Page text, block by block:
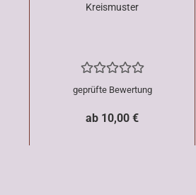
Kreismuster
geprüfte Bewertung
ab 10,00 €